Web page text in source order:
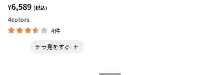
¥6,589 (税込)
4colors
4件
チラ見をする